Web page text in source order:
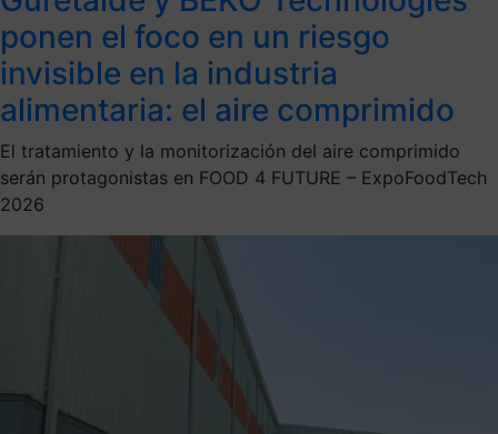
ponen el foco en un riesgo
invisible en la industria
alimentaria: el aire comprimido
El tratamiento y la monitorización del aire comprimido
serán protagonistas en FOOD 4 FUTURE – ExpoFoodTech
2026